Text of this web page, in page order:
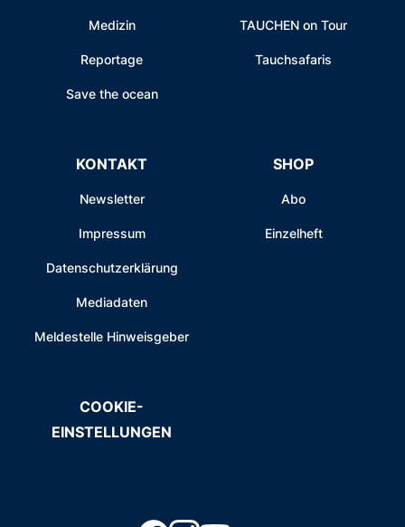
Medizin
Reportage
Save the ocean
TAUCHEN on Tour
Tauchsafaris
KONTAKT
Newsletter
Impressum
Datenschutzerklärung
Mediadaten
Meldestelle Hinweisgeber
SHOP
Abo
Einzelheft
COOKIE-
EINSTELLUNGEN